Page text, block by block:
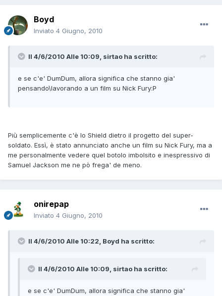
Boyd
Inviato 4 Giugno, 2010
Il 4/6/2010 Alle 10:09, sirtao ha scritto:
e se c'e' DumDum, allora significa che stanno gia'
pensando\lavorando a un film su Nick Fury:P
Più semplicemente c'è lo Shield dietro il progetto del super-
soldato. Essì, è stato annunciato anche un film su Nick Fury, ma a
me personalmente vedere quel botolo imbolsito e inespressivo di
Samuel Jackson me ne pò frega' de meno.
onirepap
Inviato 4 Giugno, 2010
Il 4/6/2010 Alle 10:22, Boyd ha scritto:
Il 4/6/2010 Alle 10:09, sirtao ha scritto:
e se c'e' DumDum, allora significa che stanno gia'